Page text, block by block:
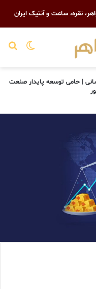
نقره، ساعت و آنتیک ایران
تغییر
| حامی توسعه پایدار صنعت